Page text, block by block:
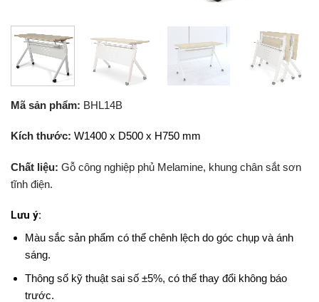
Mã sản phẩm: BHL14B
Kích thước: W1400 x D500 x H750 mm
Chất liệu: Gỗ công nghiệp phủ Melamine, khung chân sắt sơn
tĩnh điện.
Lưu ý:
Màu sắc sản phẩm có thể chênh lệch do góc chụp và ánh
sáng.
Thông số kỹ thuật sai số ±5%, có thể thay đổi không báo
trước.